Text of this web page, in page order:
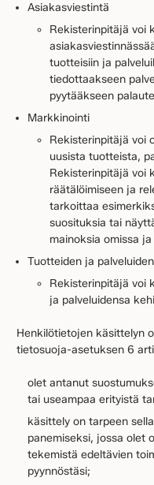
Asiakasviestintä
Rekisterinpitäjä voi
tuotteisiin ja
tiedottaakseen
pyytääkseen
Markkinointi
Rekisterinpitäjä voi
uusista tuotteista,
Rekisterinpitäjä voi
räätälöimiseen ja
tarkoittaa
suosituksia tai
mainoksia omissa
Tuotteiden ja
Rekisterinpitäjä voi
ja palveluidensa
Henkilötietojen käsittelyn
tietosuoja-asetuksen 6
olet antanut
tai useampaa erityistä
käsittely on tarpeen
panemiseksi, jossa olet
tekemistä edeltävien
pyynnöstäsi;